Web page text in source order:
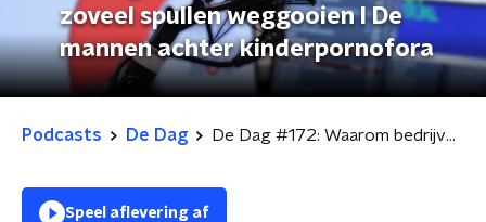
zoveel spullen weggooien l De
mannen achter kinderpornofora
Podcasts De Dag De Dag #172: Waarom bedrijven zoveel spullen weggooien l De mannen achter kinderpornofora
Speel aflevering af